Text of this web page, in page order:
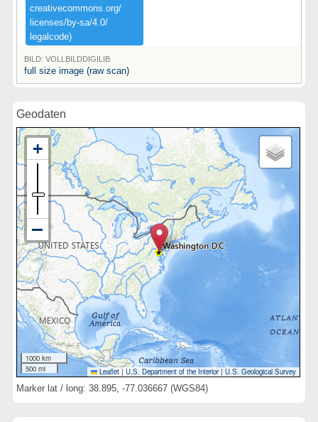
creativecommons.​org/​
licenses/​by-​sa/​4.​0/​
legalcode)​
BILD: VOLLBILDDIGILIB
full size image (raw scan)
Geodaten
1000 km
500 mi
Leaflet | U.S. Department of the Interior|U.S. Geological Survey
Marker lat / long: 38.895, -77.036667 (WGS84)